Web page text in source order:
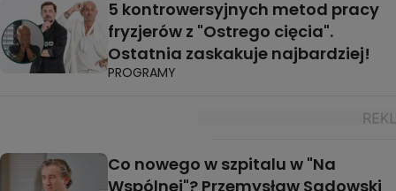
5 kontrowersyjnych metod pracy
fryzjerów z "Ostrego cięcia".
Ostatnia zaskakuje najbardziej!
PROGRAMY
Co nowego w szpitalu w "Na
Wspólnej"? Przemysław Sadowski